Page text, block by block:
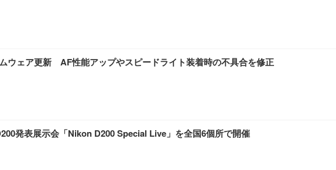
ウェア更新 AF性能アップやスピードライト装着時の不具合を修正
発表展示会「Nikon D200 Special Live」を全国6個所で開催